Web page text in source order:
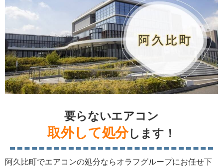
要らないエアコン
取外して処分します！
阿久比町でエアコンの処分ならオラフグループにお任せ下